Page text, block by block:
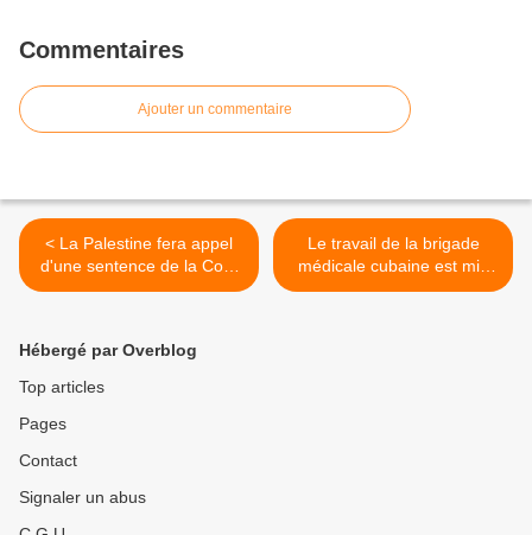
Commentaires
Ajouter un commentaire
< La Palestine fera appel
d'une sentence de la Cour
Fédérale de New-York
Le travail de la brigade
médicale cubaine est mis
en exergue au Paraguay >
Hébergé par Overblog
Top articles
Pages
Contact
Signaler un abus